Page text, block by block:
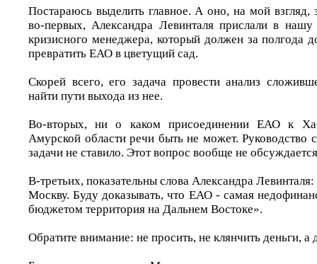
Постараюсь выделить главное. А оно, на мой взгляд,
во-первых, Александра Левинталя прислали в нашу
кризисного менеджера, который должен за полгода
превратить ЕАО в цветущий сад.
Скорей всего, его задача провести анализ
найти пути выхода из нее.
Во-вторых, ни о каком присоединении ЕАО к
Амурской области речи быть не может. Руководство
задачи не ставило. Этот вопрос вообще не
В-третьих, показательны слова Александра
Москву. Буду доказывать, что ЕАО - самая
бюджетом территория на Дальнем Востоке».
Обратите внимание: не просить, не клянчить деньги, а